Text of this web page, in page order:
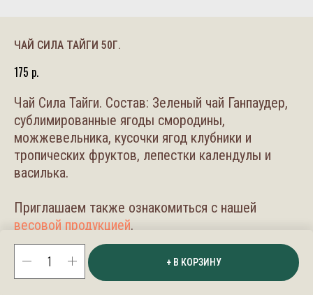
ЧАЙ СИЛА ТАЙГИ 50Г.
175 р.
+ В КОРЗИНУ
Чай Сила Тайги. Состав: Зеленый чай Ганпаудер,
сублимированные ягоды смородины,
можжевельника, кусочки ягод клубники и
тропических фруктов, лепестки календулы и
василька.
Приглашаем также ознакомиться с нашей
весовой продукцией.